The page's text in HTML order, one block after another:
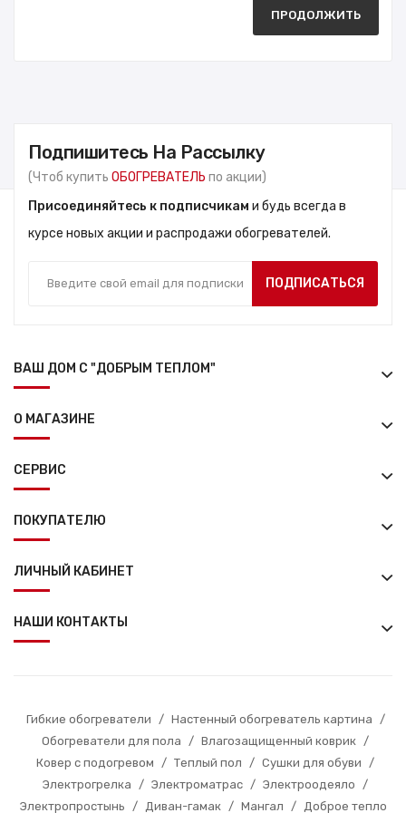
ПРОДОЛЖИТЬ
Подпишитесь На Рассылку
(Чтоб купить ОБОГРЕВАТЕЛЬ по акции)
Присоединяйтесь к подписчикам и будь всегда в
курсе новых акции и распродажи обогревателей.
ПОДПИСАТЬСЯ
ВАШ ДОМ С "ДОБРЫМ ТЕПЛОМ"
О МАГАЗИНЕ
СЕРВИС
ПОКУПАТЕЛЮ
ЛИЧНЫЙ КАБИНЕТ
НАШИ КОНТАКТЫ
Гибкие обогреватели / Настенный обогреватель картина
/
Обогреватели для пола
/ Влагозащищенный коврик
/
Ковер с подогревом
/ Теплый пол / Сушки для обуви
/
Электрогрелка
/ Электроматрас / Электроодеяло
/
Электропростынь
/ Диван-гамак / Мангал / Доброе тепло